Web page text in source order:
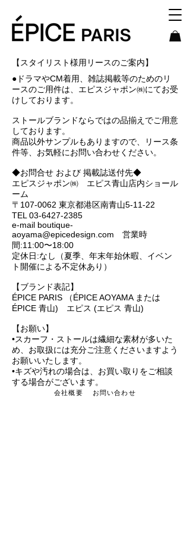
【スタイリスト様用リースのご案内】
●ドラマやCM着用、雑誌掲載等のためのリ
ースのご用件は、エピスジャポン㈱にてお受
けしております。
ストールブランドならではの品揃えでご用意
しております。
商品以外サンプルもありますので、リース条
件等、お気軽にお問い合わせください。
◆お問合せ および 掲載誌送付先◆
エピスジャポン㈱ エピス青山店内ショール
ーム
〒107-0062 東京都港区南青山5-11-22
TEL 03-6427-2385
e-mail boutique-
aoyama@epicedesign.com 営業時
間:11:00〜18:00
定休日:なし（夏季、年末年始休暇、イベン
ト開催による不定休あり）
【ブランド表記】
ÉPICE PARIS （ÉPICE AOYAMA または
ÉPICE 青山) エピス (エピス 青山)
【お願い】
•スカーフ・ストールは繊細な素材が多いた
め、お取扱には充分ご注意くださいますよう
お願いいたします。
•キズや汚れの場合は、お買い取りをご相談
する場合がございます。
会社概要 お問い合わせ